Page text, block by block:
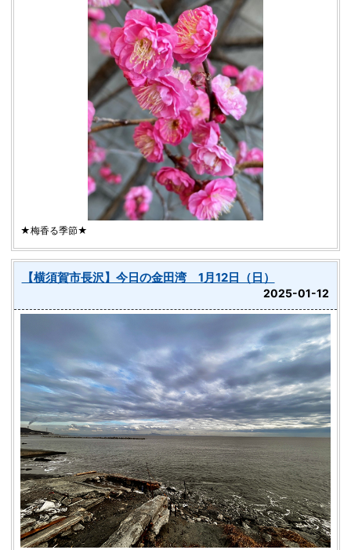
★梅香る季節★
【横須賀市長沢】今日の金田湾 1月12日（日）
2025-01-12